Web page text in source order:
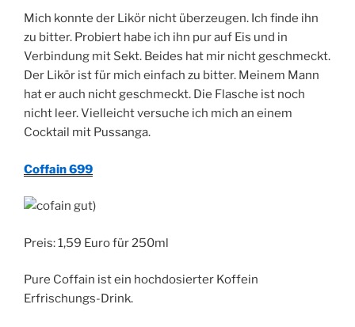
Mich konnte der Likör nicht überzeugen. Ich finde ihn
zu bitter. Probiert habe ich ihn pur auf Eis und in
Verbindung mit Sekt. Beides hat mir nicht geschmeckt.
Der Likör ist für mich einfach zu bitter. Meinem Mann
hat er auch nicht geschmeckt. Die Flasche ist noch
nicht leer. Vielleicht versuche ich mich an einem
Cocktail mit Pussanga.
Coffain 699
Preis: 1,59 Euro für 250ml
Pure Coffain ist ein hochdosierter Koffein
Erfrischungs-Drink.